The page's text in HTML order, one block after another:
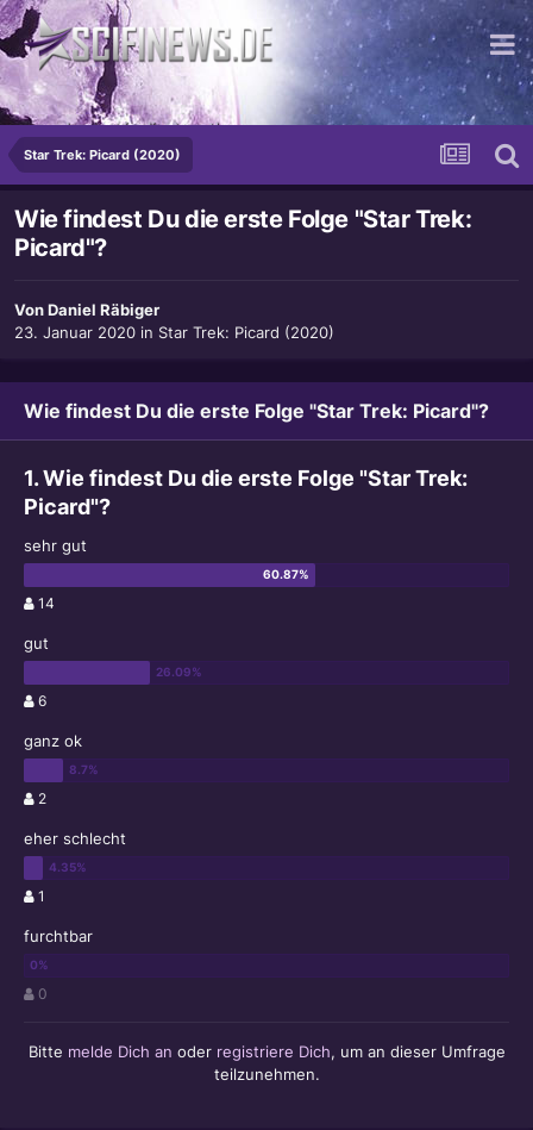
...so krass wie die Angst!
Star Trek: Picard (2020)
Wie findest Du die erste Folge "Star Trek:
Picard"?
VonDaniel Räbiger
23. Januar 2020 in Star Trek: Picard (2020)
Wie findest Du die erste Folge "Star Trek: Picard"?
1. Wie findest Du die erste Folge "Star Trek:
Picard"?
sehr gut
14
gut
6
ganz ok
2
eher schlecht
1
furchtbar
0
Bitte melde Dich an oder registriere Dich, um an dieser Umfrage
teilzunehmen.